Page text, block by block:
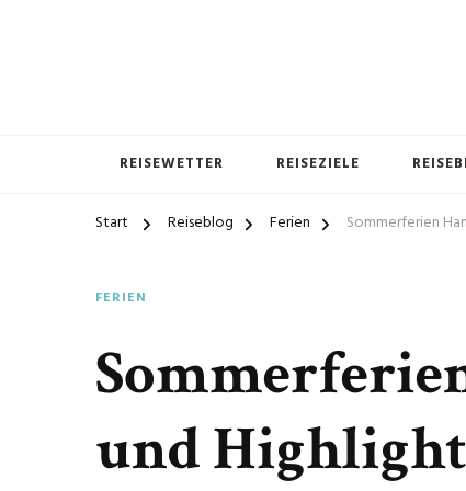
REISEWETTER REISEZIELE
Start Reiseblog Ferien Sommerferien
FERIEN
und